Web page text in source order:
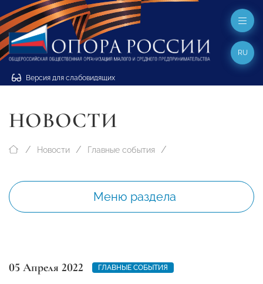
Версия для слабовидящих
RU
НОВОСТИ
Новости Главные события
Меню раздела
05 Апреля 2022 ГЛАВНЫЕ СОБЫТИЯ